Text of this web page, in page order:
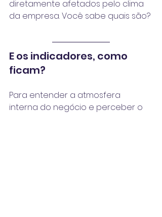
diretamente afetados pelo clima
da empresa. Você sabe quais são?
E os indicadores, como
ficam?
Para entender a atmosfera
interna do negócio e perceber o